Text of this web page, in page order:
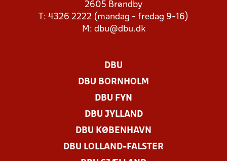
2605 Brøndby
T: 4326 2222 (mandag - fredag 9-16)
M: dbu@dbu.dk
DBU
DBU BORNHOLM
DBU FYN
DBU JYLLAND
DBU KØBENHAVN
DBU LOLLAND-FALSTER